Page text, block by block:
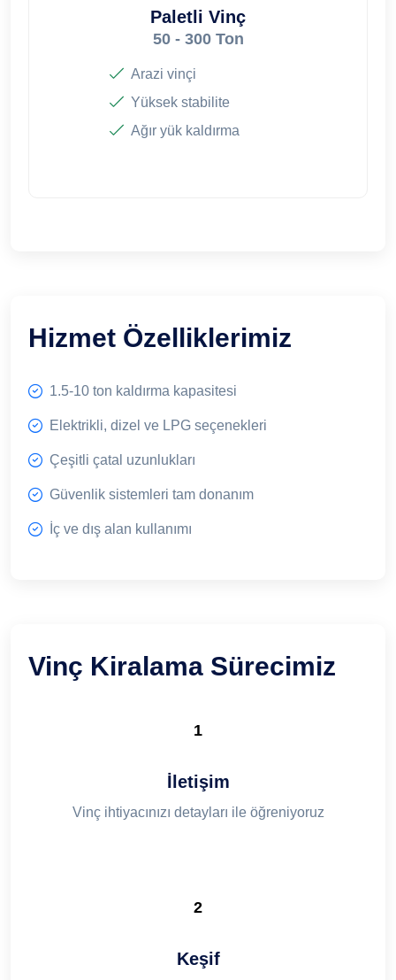
Paletli Vinç
50 - 300 Ton
Arazi vinçi
Yüksek stabilite
Ağır yük kaldırma
Hizmet Özelliklerimiz
1.5-10 ton kaldırma kapasitesi
Elektrikli, dizel ve LPG seçenekleri
Çeşitli çatal uzunlukları
Güvenlik sistemleri tam donanım
İç ve dış alan kullanımı
Vinç Kiralama Sürecimiz
1
İletişim
Vinç ihtiyacınızı detayları ile öğreniyoruz
2
Keşif